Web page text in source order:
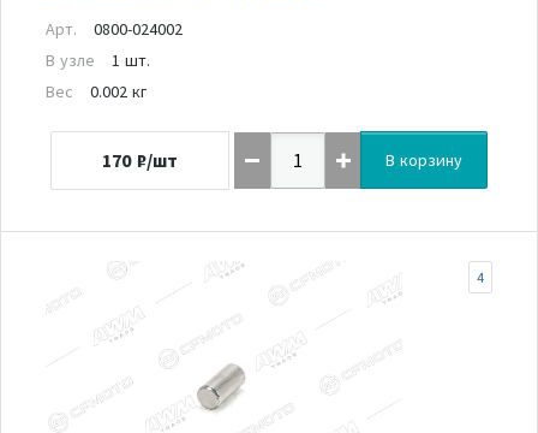
Арт.
0800-024002
В узле
1 шт.
Вес
0.002 кг
170 ₽/шт В корзину
4